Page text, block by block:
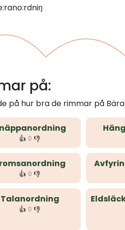
på:
på hur bra de rimmar på
👍 0 👎
👍 0 👎
Talanordning
👍 0 👎